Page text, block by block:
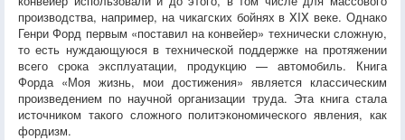
производства, например, на чикагских бойнях в XIX веке. Однако
Генри Форд первым «поставил на конвейер» технически сложную,
то есть нуждающуюся в технической поддержке на протяжении
всего срока эксплуатации, продукцию — автомобиль. Книга
Форда «Моя жизнь, мои достижения» является классическим
произведением по научной организации труда. Эта книга стала
источником такого сложного политэкономического явления, как
фордизм.